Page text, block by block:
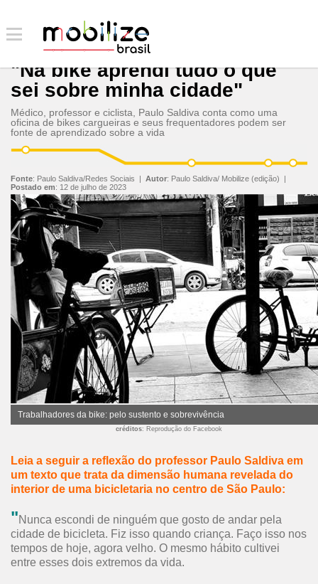
"Na bike aprendi tudo o que
sei sobre minha cidade"
Médico, professor e ciclista, Paulo Saldiva conta como uma
oficina de bikes cargueiras e seus frequentadores podem ser
fonte de aprendizado sobre a vida
Fonte: Paulo Saldiva/Redes Sociais | Autor: Paulo Saldiva/ Mobilize (edição) |
Postado em: 12 de julho de 2023
Trabalhadores da bike: pelo sustento e sobrevivência
créditos: Reprodução do Facebook
Leia a seguir a reflexão do professor Paulo Saldiva em
um texto que trata da dimensão humana revelada do
interior de uma bicicletaria no centro de São Paulo:
"Nunca escondi de ninguém que gosto de andar pela
cidade de bicicleta. Fiz isso quando criança. Faço isso nos
tempos de hoje, agora velho. O mesmo hábito cultivei
entre esses dois extremos da vida.